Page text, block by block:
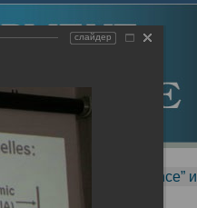
of Magnetic Resonance” и
слайдер